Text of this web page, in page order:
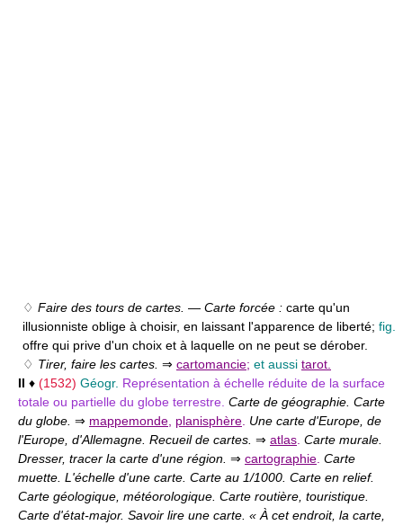
♢ Faire des tours de cartes. — Carte forcée : carte qu'un
illusionniste oblige à choisir, en laissant l'apparence de liberté; fig.
offre qui prive d'un choix et à laquelle on ne peut se dérober.
♢ Tirer, faire les cartes. ⇒ cartomancie; et aussi tarot.
II ♦ (1532) Géogr. Représentation à échelle réduite de la surface
totale ou partielle du globe terrestre. Carte de géographie. Carte
du globe. ⇒ mappemonde planisphère Une carte d'Europe, de
l'Europe, d'Allemagne. Recueil de cartes. ⇒ atlas Carte murale.
Dresser, tracer la carte d'une région. ⇒ cartographie Carte
muette. L'échelle d'une carte. Carte au 1/1000. Carte en relief.
Carte géologique, météorologique. Carte routière, touristique.
Carte d'état-major. Savoir lire une carte. « À cet endroit, la carte,